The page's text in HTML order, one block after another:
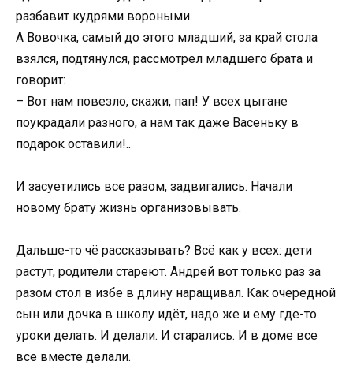
разбавит кудрями вороными.
А Вовочка, самый до этого младший, за край стола
взялся, подтянулся, рассмотрел младшего брата и
говорит:
– Вот нам повезло, скажи, пап! У всех цыгане
поукрадали разного, а нам так даже Васеньку в
подарок оставили!..
И засуетились все разом, задвигались. Начали
новому брату жизнь организовывать.
Дальше-то чё рассказывать? Всё как у всех: дети
растут, родители стареют. Андрей вот только раз за
разом стол в избе в длину наращивал. Как очередной
сын или дочка в школу идёт, надо же и ему где-то
уроки делать. И делали. И старались. И в доме все
всё вместе делали.